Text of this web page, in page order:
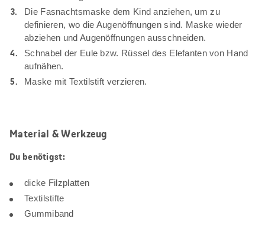
Die Fasnachtsmaske dem Kind anziehen, um zu
definieren, wo die Augenöffnungen sind. Maske wieder
abziehen und Augenöffnungen ausschneiden.
Schnabel der Eule bzw. Rüssel des Elefanten von Hand
aufnähen.
Maske mit Textilstift verzieren.
Material & Werkzeug
Du benötigst:
dicke Filzplatten
Textilstifte
Gummiband